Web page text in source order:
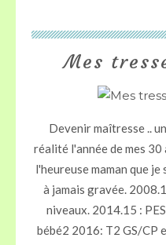
Mes
Devenir maîtresse ..
réalité l'année de mes
l'heureuse maman que
à jamais gravée.
niveaux. 2014.15 :
bébé2 2016: T2 GS/CP